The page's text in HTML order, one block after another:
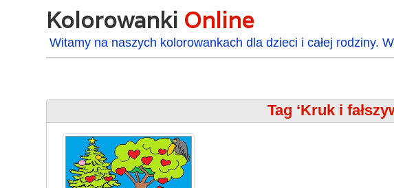
Kolorowanki Online
Witamy na naszych kolorowankach dla dzieci i całej rodziny.
Tag ‘Kruk i